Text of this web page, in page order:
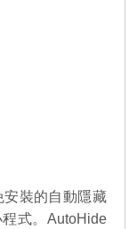
安裝的自動隱藏
式。AutoHide